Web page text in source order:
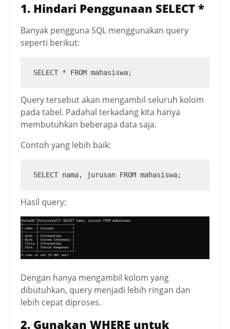
1. Hindari Penggunaan SELECT *
Banyak pengguna SQL menggunakan query
seperti berikut:
SELECT * FROM mahasiswa;
Query tersebut akan mengambil seluruh kolom
pada tabel. Padahal terkadang kita hanya
membutuhkan beberapa data saja.
Contoh yang lebih baik:
SELECT nama, jurusan FROM mahasiswa;
Hasil query:
Dengan hanya mengambil kolom yang
dibutuhkan, query menjadi lebih ringan dan
lebih cepat diproses.
2. Gunakan WHERE untuk